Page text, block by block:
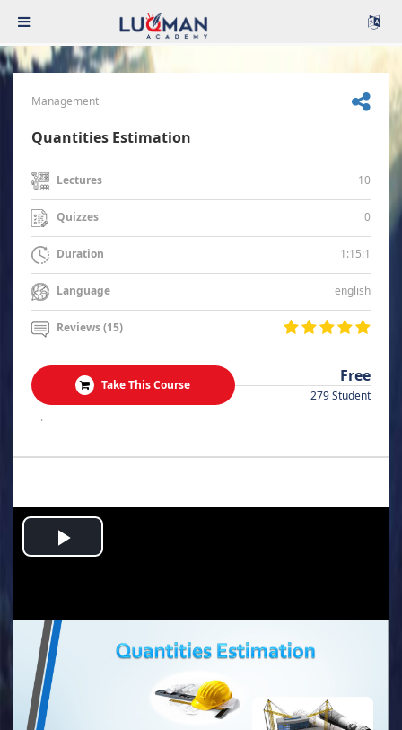
Management
Quantities Estimation
Lectures 10
Quizzes 0
Duration 1:15:1
Language english
Reviews (15)
Take This Course Free
279 Student
.
Play